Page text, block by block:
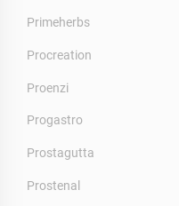
Primeherbs
Procreation
Proenzi
Progastro
Prostagutta
Prostenal